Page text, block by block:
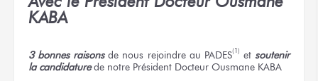
KABA
3 bonnes raisonsde nous rejoindre au PADES(1) etsoutenir
la candidaturede notre Président Docteur Ousmane KABA